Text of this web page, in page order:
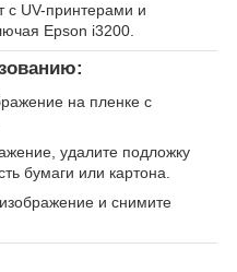
с UV-принтерами и
Epson i3200.
на пленке с
удалите подложку
бумаги или картона.
изображение и снимите